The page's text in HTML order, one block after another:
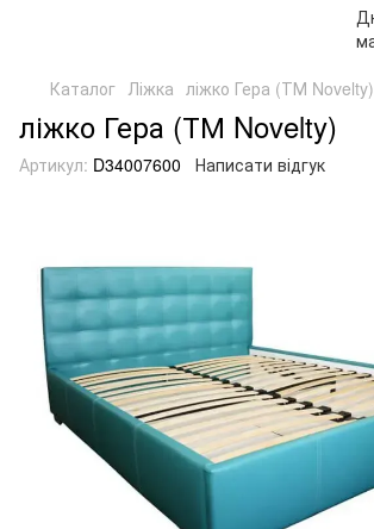
Каталог Ліжка ліжко Гера (ТМ Novelty)
ліжко Гера (ТМ Novelty)
Артикул: D34007600 Написати відгук